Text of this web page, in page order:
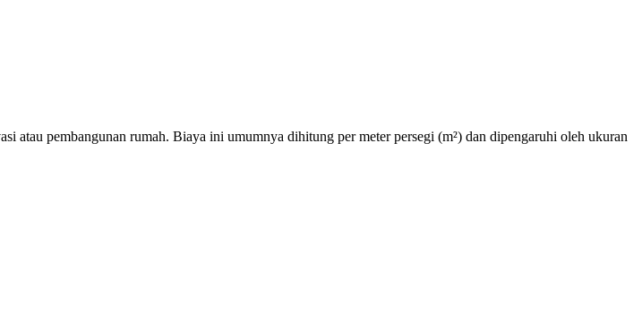
atau pembangunan rumah. Biaya ini umumnya dihitung per meter persegi (m²) dan dipengaruhi oleh ukuran